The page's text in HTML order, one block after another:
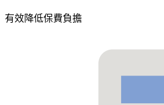
有效降低保費負擔